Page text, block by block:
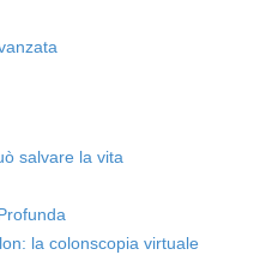
salvare la vita
la colonscopia virtuale